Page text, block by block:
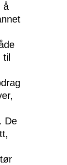
å
De